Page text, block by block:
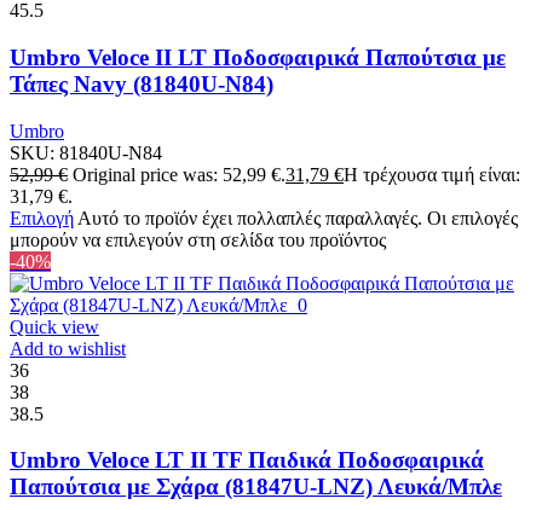
45.5
Umbro Veloce II LT Ποδοσφαιρικά Παπούτσια με
Τάπες Navy (81840U-N84)
Umbro
SKU: 81840U-N84
52,99€ Original price was: 52,99 €.31,79 €Η τρέχουσα τιμή είναι:
31,79 €.
Επιλογή Αυτό το προϊόν έχει πολλαπλές παραλλαγές. Οι επιλογές
μπορούν να επιλεγούν στη σελίδα του προϊόντος
-40%
Quick view
Add to wishlist
36
38
38.5
Umbro Veloce LT II TF Παιδικά Ποδοσφαιρικά
Παπούτσια με Σχάρα (81847U-LNZ) Λευκά/Μπλε